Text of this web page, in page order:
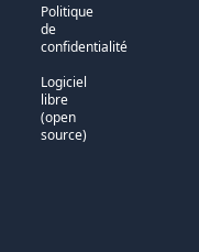
Politique
de
confidentialité
Logiciel
libre
(open
source)